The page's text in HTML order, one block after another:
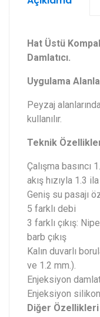
Hat Üstü
Damlatıcı.
Uygulama
Peyzaj
kullanılır.
Teknik
Çalışma basıncı
akış hızıyla 1.3
Geniş su pasajı
5 farklı debi
3 farklı çıkış:
barb çıkış
Kalın duvarlı
ve 1.2 mm.).
Enjeksiyon
Enjeksiyon
Diğer